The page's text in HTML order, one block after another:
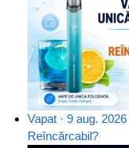
Vapat · 9 aug. 2026
Reîncărcabil?